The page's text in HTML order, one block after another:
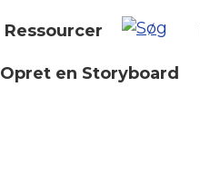
Ressourcer
Opret en Storyboard